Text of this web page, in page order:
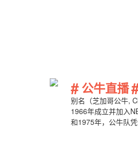
#公牛直播
别名（芝加哥公牛,
1966年成立并加入
和1975年，公牛队